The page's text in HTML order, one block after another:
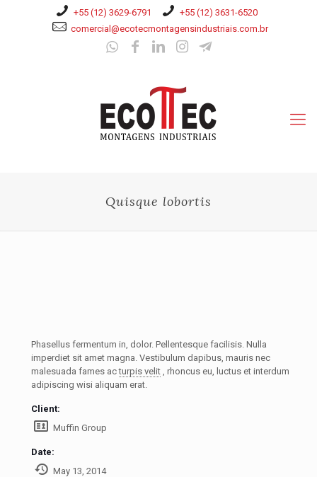
+55 (12) 3629-6791
+55 (12) 3631-6520
comercial@ecotecmontagensindustriais.com.br
Quisque lobortis
Phasellus fermentum in, dolor. Pellentesque facilisis. Nulla
imperdiet sit amet magna. Vestibulum dapibus, mauris nec
malesuada fames acturpis velit , rhoncus eu, luctus et interdum
adipiscing wisi aliquam erat.
Client:
Muffin Group
Date:
May 13, 2014